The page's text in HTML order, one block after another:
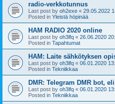
radio-verkkotunnus
Last post by oh2exe « 29.05.2022
Posted in Yleistä höpinää
HAM RADIO 2020 online
Last post by oh3lfq « 26.06.2020
Posted in Tapahtumat
HAM: Laite sähkötyksen
Last post by oh3lfq « 06.01.2020
Posted in Tekniikkaa
DMR: Telegram DMR bot,
Last post by oh3lfq « 06.01.2020
Posted in Tekniikkaa